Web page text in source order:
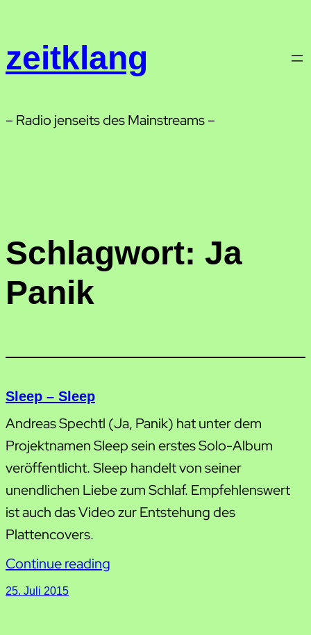
springen
zeitklang
– Radio jenseits des Mainstreams –
Schlagwort: Ja
Panik
Sleep – Sleep
Andreas Spechtl (Ja, Panik) hat unter dem
Projektnamen Sleep sein erstes Solo-Album
veröffentlicht. Sleep handelt von seiner
unendlichen Liebe zum Schlaf. Empfehlenswert
ist auch das Video zur Entstehung des
Plattencovers.
Continue reading
25. Juli 2015